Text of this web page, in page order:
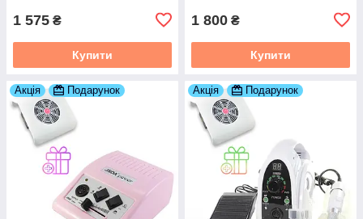
1 575 ₴
Купити
1 800 ₴
Купити
Акція Подарунок Акція Подарунок